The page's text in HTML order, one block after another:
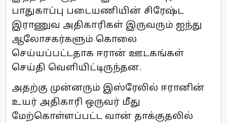
பாதுகாப்பு படையணியின் சிரேஷ்ட
இராணுவ அதிகாரிகள் இருவரும் ஐந்து
ஆலோசகர்களும் கொலை
செய்யப்பட்டதாக ஈரான் ஊடகங்கள்
செய்தி வெளியிட்டிருந்தன.
அதற்கு முன்னரும் இஸ்ரேலில் ஈரானின்
உயர் அதிகாரி ஒருவர் மீது
மேற்கொள்ளப்பட்ட வான் தாக்குதலில்